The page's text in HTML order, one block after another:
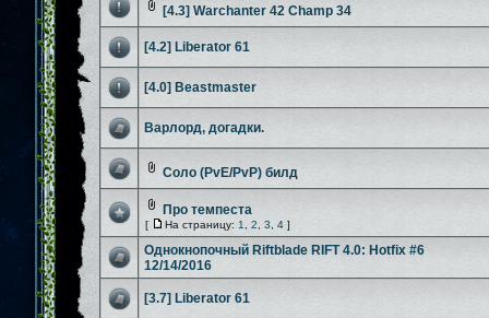
[4.3] Warchanter 42 Champ 34
[4.2] Liberator 61
[4.0] Beastmaster
Варлорд, догадки.
Соло (PvE/PvP) билд
Про темпеста
[ На страницу: 1 2 3 4 ]
Однокнопочный Riftblade RIFT 4.0: Hotfix #6
12/14/2016
[3.7] Liberator 61